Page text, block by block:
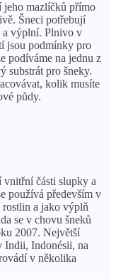
jeho mazlíčků přímo
Šneci potřebují
a výplní. Plnivo v
jsou podmínky pro
podíváme na jednu z
substrát pro šneky.
kolik musíte
půdy.
vnitřní části slupky a
používá především v
rostlin a jako výplň
se v chovu šneků
2007. Největší
Indii, Indonésii, na
v několika